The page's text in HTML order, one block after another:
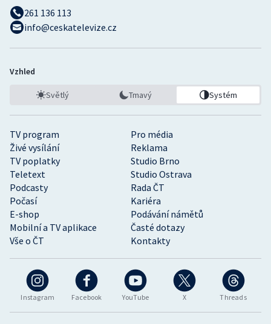
Instagram Facebook YouTube X Threads
TV program
Pro média
Živé vysílání
Reklama
TV poplatky
Studio Brno
Teletext
Studio Ostrava
Podcasty
Rada ČT
Počasí
Kariéra
E-shop
Podávání námětů
Mobilní a TV aplikace
Časté dotazy
Vše o ČT
Kontakty
261 136 113
info@ceskatelevize.cz
Vzhled
Světlý Tmavý Systém